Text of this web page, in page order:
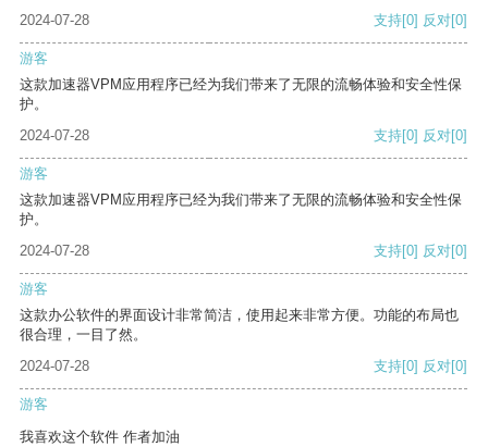
2024-07-28
支持[0] 反对[0]
游客
这款加速器VPM应用程序已经为我们带来了无限的流畅体验和安全性保
护。
2024-07-28
支持[0] 反对[0]
游客
这款加速器VPM应用程序已经为我们带来了无限的流畅体验和安全性保
护。
2024-07-28
支持[0] 反对[0]
游客
这款办公软件的界面设计非常简洁，使用起来非常方便。功能的布局也
很合理，一目了然。
2024-07-28
支持[0] 反对[0]
游客
我喜欢这个软件 作者加油